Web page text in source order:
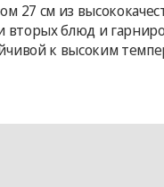
27 см из
блюд и
к высоким